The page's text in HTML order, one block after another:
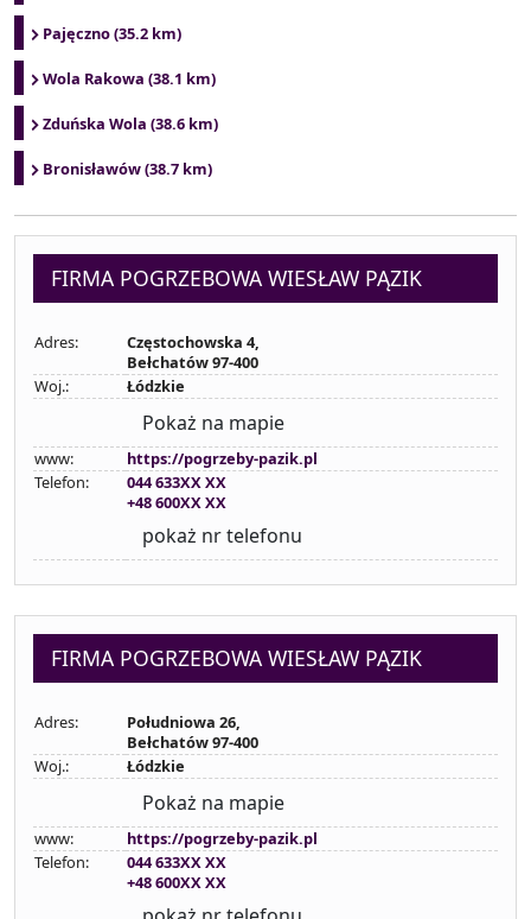
Pajęczno (35.2 km)
Wola Rakowa (38.1 km)
Zduńska Wola (38.6 km)
Bronisławów (38.7 km)
FIRMA POGRZEBOWA WIESŁAW PĄZIK
Adres:
Częstochowska 4,
Bełchatów 97-400
Woj.:
Łódzkie
Pokaż na mapie
www:
https://pogrzeby-pazik.pl
Telefon:
044 633XX XX
+48 600XX XX
pokaż nr telefonu
FIRMA POGRZEBOWA WIESŁAW PĄZIK
Adres:
Południowa 26,
Bełchatów 97-400
Woj.:
Łódzkie
Pokaż na mapie
www:
https://pogrzeby-pazik.pl
Telefon:
044 633XX XX
+48 600XX XX